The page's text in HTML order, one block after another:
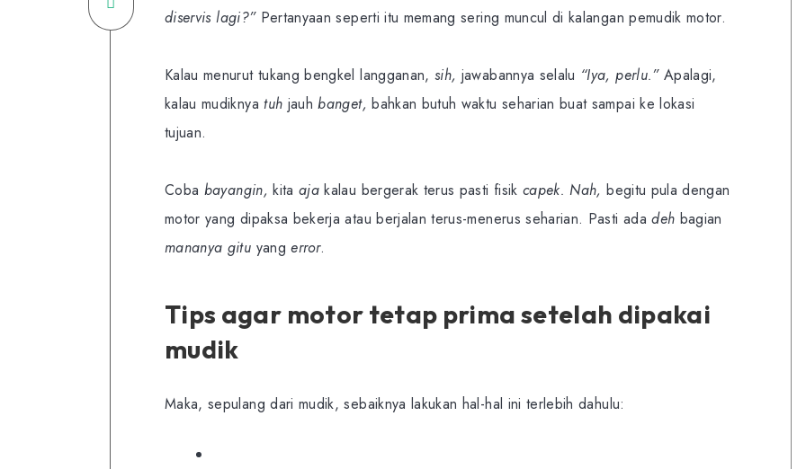
Telegram
on
WhatsApp
diservis lagi?” Pertanyaan seperti itu memang sering muncul di kalangan pemudik motor.
Kalau menurut tukang bengkel langganan, sih, jawabannya selalu “Iya, perlu.”Apalagi,
kalau mudiknyatuh jauhbanget,bahkan butuh waktu seharian buat sampai ke lokasi
tujuan.
Coba bayangin,kita ajakalau bergerak terus pasti fisik capek. Nah,begitu pula dengan
motor yang dipaksa bekerja atau berjalan terus-menerus seharian. Pasti adadeh bagian
mananya gitu yangerror.
Tips agar motor tetap prima setelah dipakai
mudik
Maka, sepulang dari mudik, sebaiknya lakukan hal-hal ini terlebih dahulu: